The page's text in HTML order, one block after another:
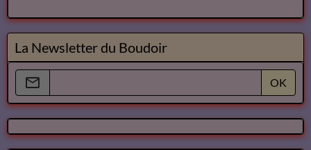
La Newsletter du Boudoir
OK